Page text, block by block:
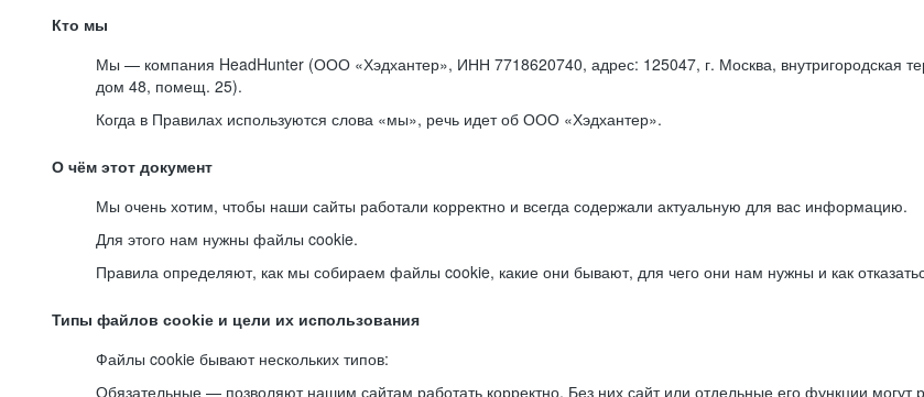
Кто мы
Мы — компания HeadHunter (ООО «Хэдхантер», ИНН 7718620740, адрес: 125047, г. Москва, внутригородская
дом 48, помещ. 25).
Когда в Правилах используются слова «мы», речь идет об ООО «Хэдхантер».
О чём этот документ
Мы очень хотим, чтобы наши сайты работали корректно и всегда содержали актуальную для вас информацию.
Для этого нам нужны файлы cookie.
Правила определяют, как мы собираем файлы cookie, какие они бывают, для чего они нам нужны и как
Типы файлов cookie и цели их использования
Файлы cookie бывают нескольких типов:
Обязательные — позволяют нашим сайтам работать корректно. Без них сайт или отдельные его функции